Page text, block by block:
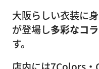
大阪らしい衣装に
が登場し多彩なコ
す。